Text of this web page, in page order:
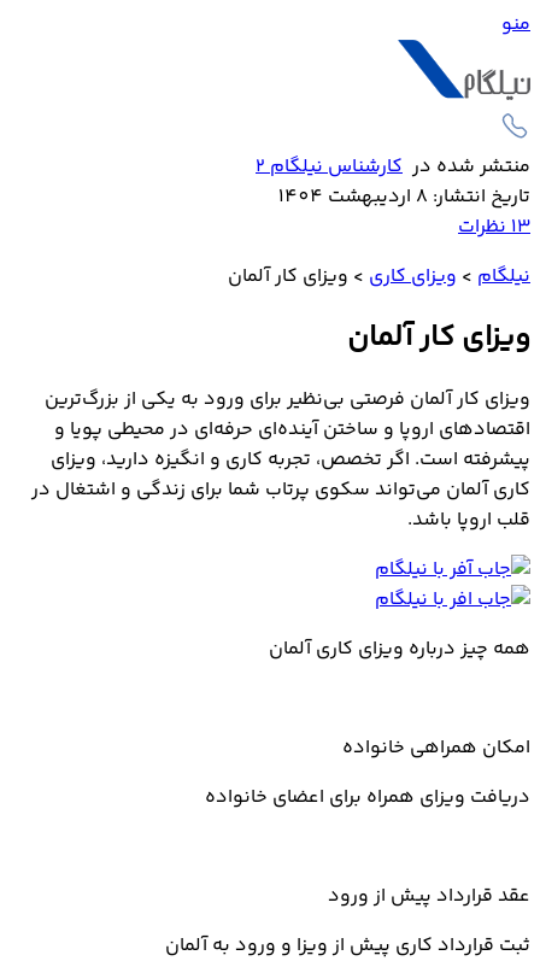
منو
منتشر شده در کارشناس نیلگام 2
تاریخ انتشار: 8 اردیبهشت 1404
13نظرات
نیلگام > ویزای کاری > ویزای کار آلمان
ویزای کار آلمان
ویزای کار آلمان فرصتی بی‌نظیر برای ورود به یکی از بزرگ‌ترین
اقتصادهای اروپا و ساختن آینده‌ای حرفه‌ای در محیطی پویا و
پیشرفته است. اگر تخصص، تجربه کاری و انگیزه دارید، ویزای
کاری آلمان می‌تواند سکوی پرتاب شما برای زندگی و اشتغال در
قلب اروپا باشد.
همه چیز درباره ویزای کاری آلمان
امکان همراهی خانواده
دریافت ویزای همراه برای اعضای خانواده
عقد قرارداد پیش از ورود
ثبت قرارداد کاری پیش از ویزا و ورود به آلمان